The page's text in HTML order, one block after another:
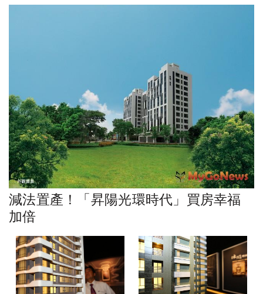
減法置產！「昇陽光環時代」買房幸福
加倍